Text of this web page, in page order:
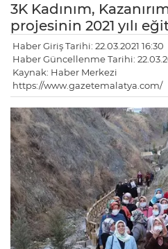
3K Kadınım,
projesinin 2021 yılı
Haber Giriş Tarihi: 22.03.2021 16:30
Haber Güncellenme Tarihi:
Kaynak: Haber Merkezi
https://www.gazetemalatya.com/